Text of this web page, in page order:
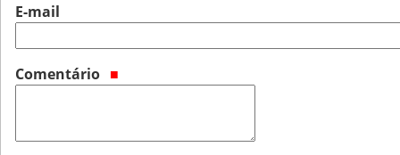
E-mail
Comentário